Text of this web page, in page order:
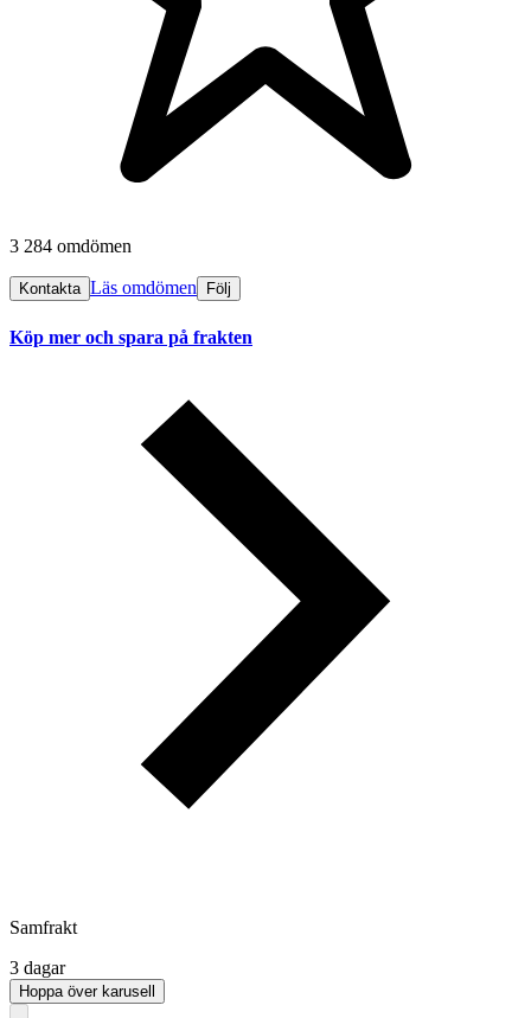
3 284 omdömen
Kontakta Läs omdömen Följ
Köp mer och spara på frakten
Samfrakt
3 dagar
Hoppa över karusell